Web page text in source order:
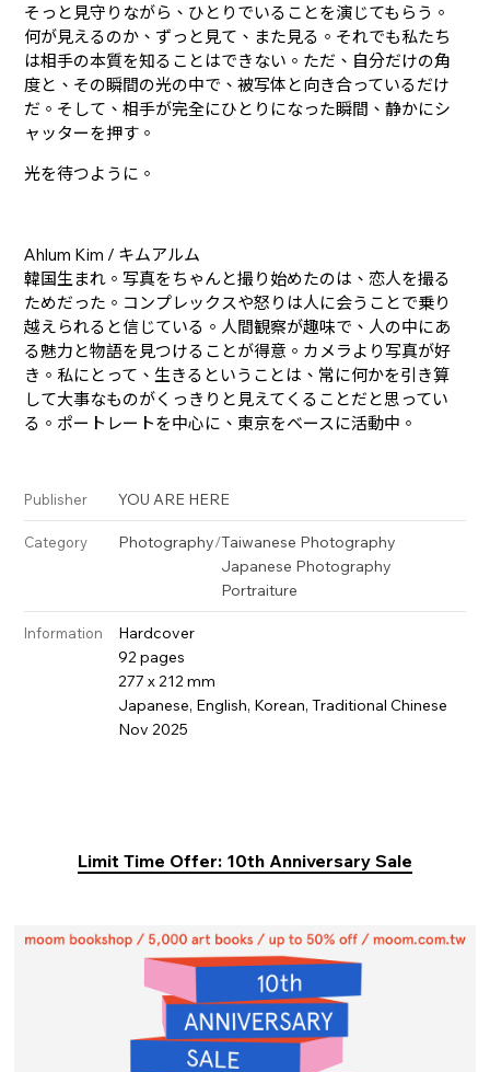
そっと見守りながら、ひとりでいることを演じてもらう。
何が見えるのか、ずっと見て、また見る。それでも私たち
は相手の本質を知ることはできない。ただ、自分だけの角
度と、その瞬間の光の中で、被写体と向き合っているだけ
だ。そして、相手が完全にひとりになった瞬間、静かにシ
ャッターを押す。
光を待つように。
Ahlum Kim / キムアルム
韓国生まれ。写真をちゃんと撮り始めたのは、恋人を撮る
ためだった。コンプレックスや怒りは人に会うことで乗り
越えられると信じている。人間観察が趣味で、人の中にあ
る魅力と物語を見つけることが得意。カメラより写真が好
き。私にとって、生きるということは、常に何かを引き算
して大事なものがくっきりと見えてくることだと思ってい
る。ポートレートを中心に、東京をベースに活動中。
Publisher YOU ARE HERE
Category Photography/Taiwanese Photography
Japanese Photography
Portraiture
Information
Hardcover
92 pages
277 x 212 mm
Japanese, English, Korean, Traditional Chinese
Nov 2025
Limit Time Offer: 10th Anniversary Sale